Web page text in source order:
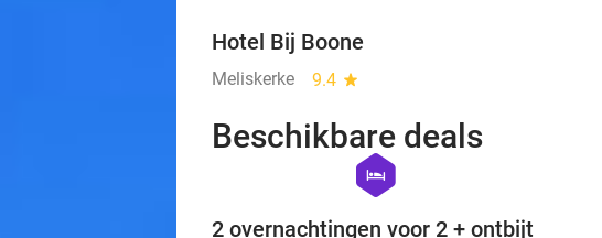
Hotel Bij Boone
Meliskerke 9.4 star
Beschikbare deals
hexagon
hotel
2 overnachtingen voor 2 + ontbijt